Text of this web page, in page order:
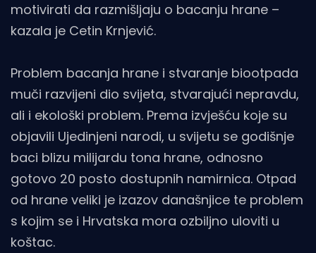
motivirati da razmišljaju o bacanju hrane –
kazala je Cetin Krnjević.
Problem bacanja hrane i stvaranje biootpada
muči razvijeni dio svijeta, stvarajući nepravdu,
ali i ekološki problem. Prema izvješću koje su
objavili Ujedinjeni narodi, u svijetu se godišnje
baci blizu milijardu tona hrane, odnosno
gotovo 20 posto dostupnih namirnica. Otpad
od hrane veliki je izazov današnjice te problem
s kojim se i Hrvatska mora ozbiljno uloviti u
koštac.